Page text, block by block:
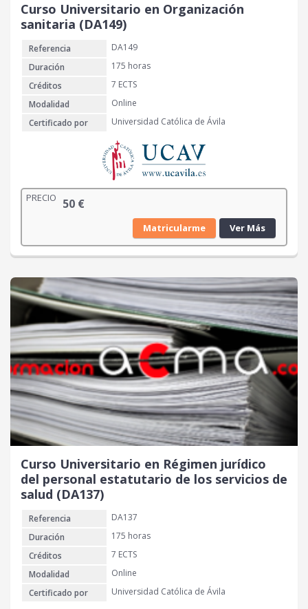
Curso Universitario en Organización
sanitaria (DA149)
Referencia
DA149
Duración
175 horas
Créditos
7 ECTS
Modalidad
Online
Certificado por
Universidad Católica de Ávila
PRECIO 50 €
Matricularme Ver Más
Curso Universitario en Régimen jurídico
del personal estatutario de los servicios de
salud (DA137)
Referencia
DA137
Duración
175 horas
Créditos
7 ECTS
Modalidad
Online
Certificado por
Universidad Católica de Ávila